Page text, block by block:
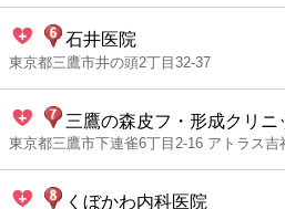
石井医院
東京都三鷹市井の頭2丁目32-37
三鷹の森皮フ・形成クリニ
東京都三鷹市下連雀6丁目2-16 アトラス吉
くぼかわ内科医院